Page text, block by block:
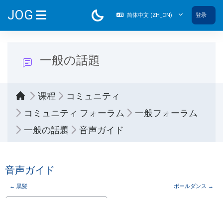
JOG 简体中文 ‎(ZH_CN)‎ 登录
一般の話題
课程
コミュニティ
コミュニティ フォーラム
一般フォーラム
一般の話題
音声ガイド
音声ガイド
← 黒髪 ポールダンス →